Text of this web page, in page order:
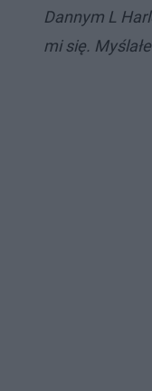
Dannym L
mi się.